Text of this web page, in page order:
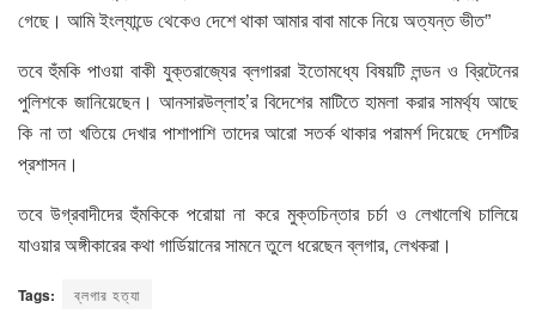
গেছে। আমি ইংল্যান্ডে থেকেও দেশে থাকা আমার বাবা মাকে নিয়ে অত্যন্ত ভীত”
তবে হুঁমকি পাওয়া বাকী যুক্তরাজ্যের ব্লগাররা ইতোমধ্যে বিষয়টি লন্ডন ও ব্রিটেনের
পুলিশকে জানিয়েছেন। আনসারউল্লাহ’র বিদেশের মাটিতে হামলা করার সামর্থ্য আছে
কি না তা খতিয়ে দেখার পাশাপাশি তাদের আরো সতর্ক থাকার পরামর্শ দিয়েছে দেশটির
প্রশাসন।
তবে উগ্রবাদীদের হুঁমকিকে পরোয়া না করে মুক্তচিন্তার চর্চা ও লেখালেখি চালিয়ে
যাওয়ার অঙ্গীকারের কথা গার্ডিয়ানের সামনে তুলে ধরেছেন ব্লগার, লেখকরা।
Tags: ব্লগার হত্যা